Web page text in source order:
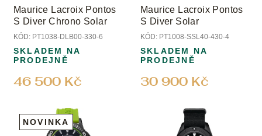
o
d
u
k
ů
Maurice Lacroix Pontos
S Diver Chrono Solar
KÓD: PT1038-DLB00-330-6
46 500 Kč
SKLADEM NA
PRODEJNĚ
Maurice Lacroix Pontos
S Diver Solar
KÓD: PT1008-SSL40-430-4
30 900 Kč
SKLADEM NA
PRODEJNĚ
NOVINKA